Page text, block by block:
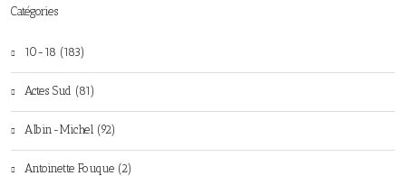
Catégories
10-18 (183)
Actes Sud (81)
Albin-Michel (92)
Antoinette Fouque (2)